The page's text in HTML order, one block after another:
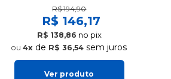
R$ 194,90
R$ 146,17
R$ 138,86 no pix
4x de R$ 36,54 sem juros
Ver produto